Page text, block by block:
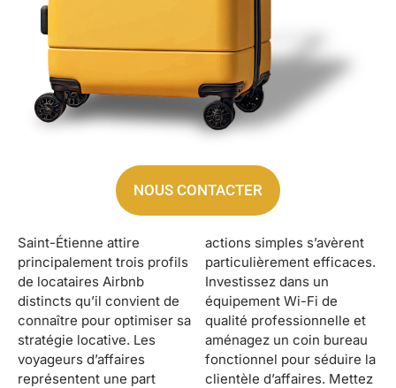
NOUS CONTACTER
Saint-Étienne attire
principalement trois profils
de locataires Airbnb
distincts qu’il convient de
connaître pour optimiser sa
stratégie locative. Les
voyageurs d’affaires
représentent une part
actions simples s’avèrent
particulièrement efficaces.
Investissez dans un
équipement Wi-Fi de
qualité professionnelle et
aménagez un coin bureau
fonctionnel pour séduire la
clientèle d’affaires. Mettez